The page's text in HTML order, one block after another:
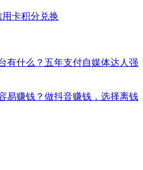
用卡积分兑换
有什么？五年支付自媒体达人强
易赚钱？做抖音赚钱，选择离钱